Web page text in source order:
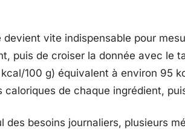
devient vite indispensable pour
puis de croiser la donnée avec le
100 g) équivalent à environ 95
caloriques de chaque ingrédient,
des besoins journaliers, plusieurs